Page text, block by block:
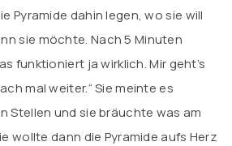
Pyramide dahin legen, wo sie will
sie möchte. Nach 5 Minuten
funktioniert ja wirklich. Mir geht’s
mal weiter.“ Sie meinte es
Stellen und sie bräuchte was am
wollte dann die Pyramide aufs Herz